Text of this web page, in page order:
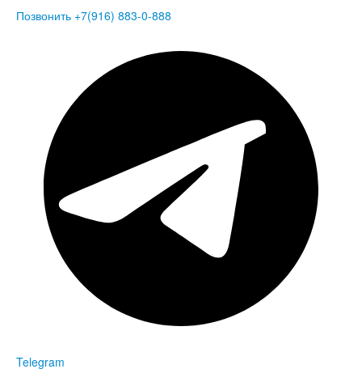
Позвонить +7(916) 883-0-888
Telegram